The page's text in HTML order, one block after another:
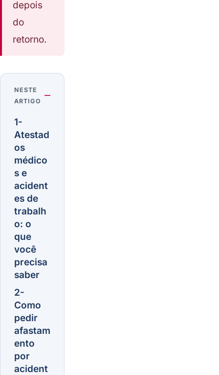
depois
do
retorno.
NESTE
ARTIGO
1-
Atestad
os
médico
s e
acident
es de
trabalh
o: o
que
você
precisa
saber
2-
Como
pedir
afastam
ento
por
acident